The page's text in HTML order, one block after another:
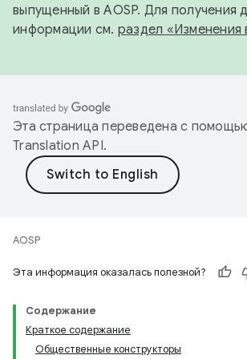
выпущенный в AOSP. Для получения
информации см. раздел «Изменения
Эта страница переведена с
Translation API.
AOSP
Эта информация оказалась полезной?
Содержание
Краткое содержание
Общественные конструкторы